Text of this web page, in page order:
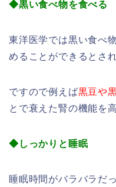
◆黒い食べ物を食べる
東洋医学では黒い食べ
めることができるとさ
ですので例えば黒豆や
とで衰えた腎の機能を
◆しっかりと睡眠
睡眠時間がバラバラだ